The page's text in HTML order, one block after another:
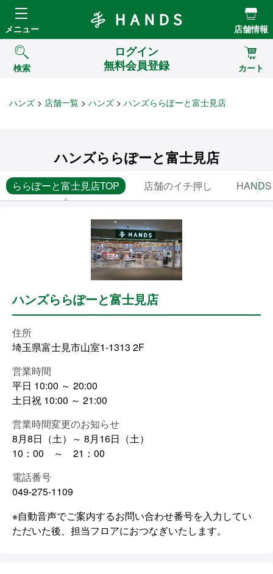
Hands ハンズ
メニュー 店舗情報
検索
ログイン
無料会員登録
カート
ハンズ 店舗一覧 ハンズ ハンズららぽーと富士見店
ハンズららぽーと富士見店
ららぽーと富士見店TOP 店舗のイチ押し
ハンズららぽーと富士見店
住所
埼玉県富士見市山室1-1313 2F
営業時間
平日 10:00 ～ 20:00
土日祝 10:00 ～ 21:00
営業時間変更のお知らせ
8月8日（土）～ 8月16日（土）
10：00 ～ 21：00
電話番号
049-275-1109
※自動音声でご案内するお問い合わせ番号を入力してい
ただいた後、担当フロアにおつなぎいたします。